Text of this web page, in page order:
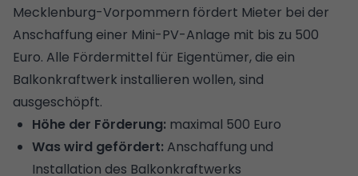
Mecklenburg-Vorpommern fördert Mieter bei der
Anschaffung einer Mini-PV-Anlage mit bis zu 500
Euro. Alle Fördermittel für Eigentümer, die ein
Balkonkraftwerk installieren wollen, sind
ausgeschöpft.
Höhe der Förderung: maximal 500 Euro
Was wird gefördert: Anschaffung und
Installation des Balkonkraftwerks